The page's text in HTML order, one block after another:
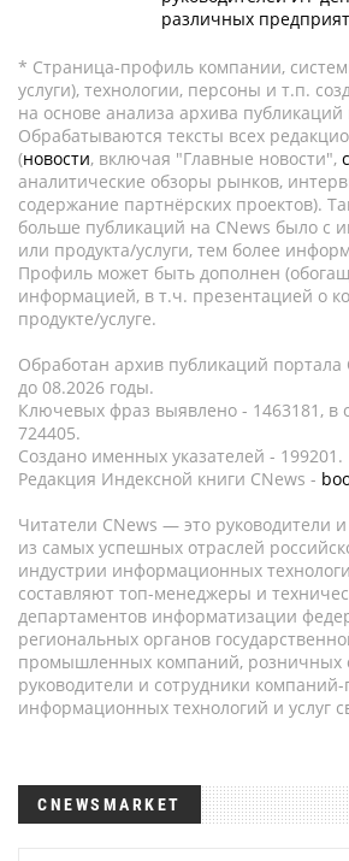
различных
* Страница-профиль компании,
услуги), технологии, персоны и т.п.
на основе анализа архива публикаций
Обрабатываются тексты всех
(новости, включая "Главные новости",
аналитические обзоры рынков,
содержание партнёрских проектов).
больше публикаций на CNews было с
или продукта/услуги, тем более
Профиль может быть дополнен
информацией, в т.ч. презентацией о
продукте/услуге.
Обработан архив публикаций портала
до 08.2026 годы.
Ключевых фраз выявлено - 1463181, в
724405.
Создано именных указателей - 199201.
Редакция Индексной книги CNews -
Читатели CNews — это руководители
из самых успешных отраслей
индустрии информационных
составляют топ-менеджеры и
департаментов информатизации
региональных органов
промышленных компаний, розничных
руководители и сотрудники
информационных технологий и услуг
CNEWSMARKET